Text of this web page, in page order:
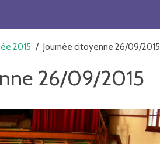
2015 / Journée citoyenne 26/09/2015
26/09/2015